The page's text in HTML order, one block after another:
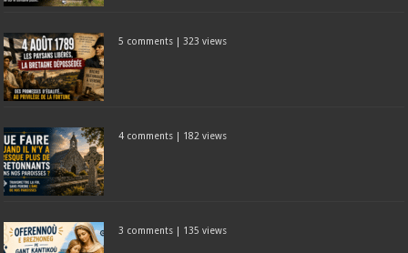
5 comments 323 views
4 comments 182 views
3 comments 135 views